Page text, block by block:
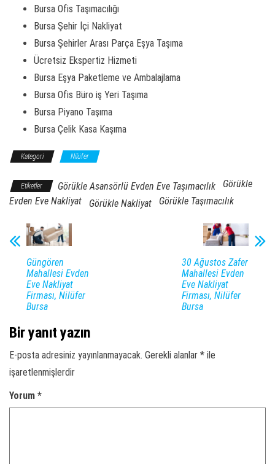
Bursa Ofis Taşımacılığı
Bursa Şehir İçi Nakliyat
Bursa Şehirler Arası Parça Eşya Taşıma
Ücretsiz Ekspertiz Hizmeti
Bursa Eşya Paketleme ve Ambalajlama
Bursa Ofis Büro iş Yeri Taşıma
Bursa Piyano Taşıma
Bursa Çelik Kasa Kaşıma
Kategori Nilüfer
Etiketler Görükle Asansörlü Evden Eve Taşımacılık
Görükle
Evden Eve Nakliyat
Görükle Nakliyat Görükle Taşımacılık
Güngören
Mahallesi Evden
Eve Nakliyat
Firması, Nilüfer
Bursa
30 Ağustos Zafer
Mahallesi Evden
Eve Nakliyat
Firması, Nilüfer
Bursa
Bir yanıt yazın
E-posta adresiniz yayınlanmayacak. Gerekli alanlar * ile
işaretlenmişlerdir
Yorum *